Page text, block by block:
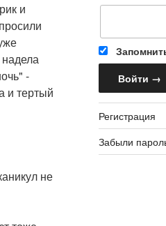
и
-
и тертый
не
Регистрация
Забыли